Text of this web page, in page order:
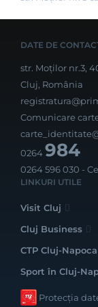
DATE DE
str. Moților nr.3,
Cluj, România
Comunicare
0264984
0264 596 030 -
LINKURI UTILE
Visit Cluj
Cluj Business
CTP Cluj-Napoca
Sport în Cluj-
Protecția